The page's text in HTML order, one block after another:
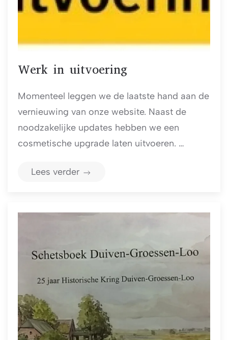
Werk in uitvoering
Momenteel leggen we de laatste hand aan de
vernieuwing van onze website. Naast de
noodzakelijke updates hebben we een
cosmetische upgrade laten uitvoeren. …
Lees verder